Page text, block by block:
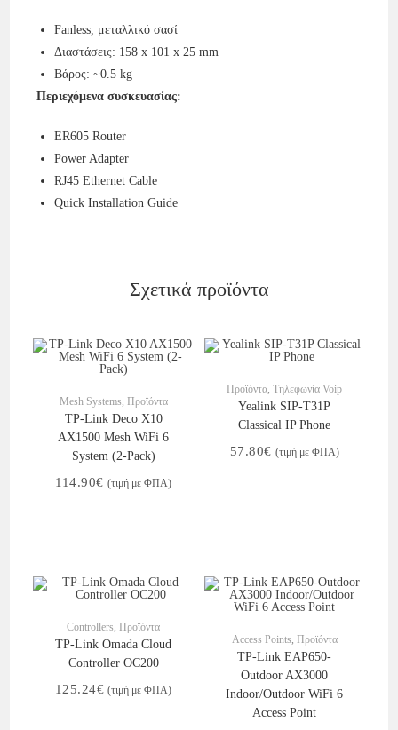
Fanless, μεταλλικό σασί
Διαστάσεις: 158 x 101 x 25 mm
Βάρος: ~0.5 kg
Περιεχόμενα συσκευασίας:
ER605 Router
Power Adapter
RJ45 Ethernet Cable
Quick Installation Guide
Σχετικά προϊόντα
Mesh Systems, Προϊόντα
TP-Link Deco X10
AX1500 Mesh WiFi 6
System (2-Pack)
114.90€ (τιμή με ΦΠΑ)
Προϊόντα,Τηλεφωνία Voip
Yealink SIP-T31P
Classical IP Phone
57.80€ (τιμή με ΦΠΑ)
Controllers,Προϊόντα
TP-Link Omada Cloud
Controller OC200
125.24€ (τιμή με ΦΠΑ)
Access Points, Προϊόντα
TP-Link EAP650-
Outdoor AX3000
Indoor/Outdoor WiFi 6
Access Point